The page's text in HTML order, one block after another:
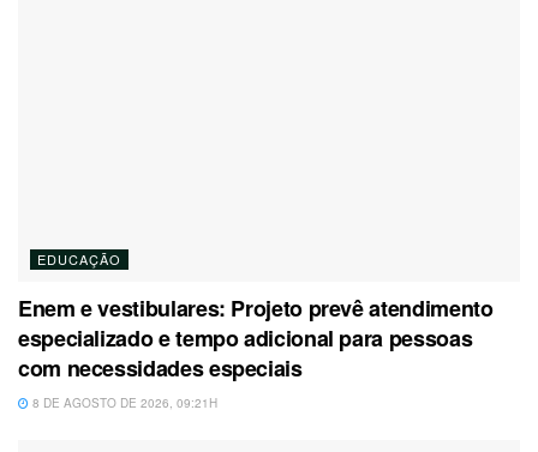
EDUCAÇÃO
Enem e vestibulares: Projeto prevê atendimento
especializado e tempo adicional para pessoas
com necessidades especiais
8 DE AGOSTO DE 2026, 09:21H